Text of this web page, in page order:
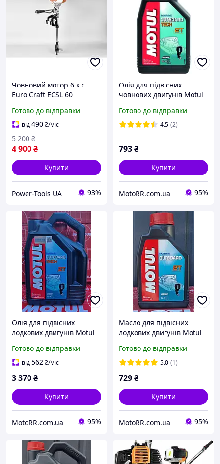
Човновий мотор 6 к.с.
Euro Craft ECSL 60
Готово до відправки
від490₴/міс
4 900₴
5 200 ₴
Купити
Power-Tools UA 93%
Олія для підвісних
човнових двигунів Motul
Готово до відправки
4.5 (2)
793₴
Купити
MotoRR.com.ua 95%
Олія для підвісних
лодкових двигунів Motul
Готово до відправки
від562₴/міс
3 370₴
Купити
MotoRR.com.ua 95%
Масло для підвісних
лодкових двигунів Motul
Готово до відправки
5.0 (1)
729₴
Купити
MotoRR.com.ua 95%